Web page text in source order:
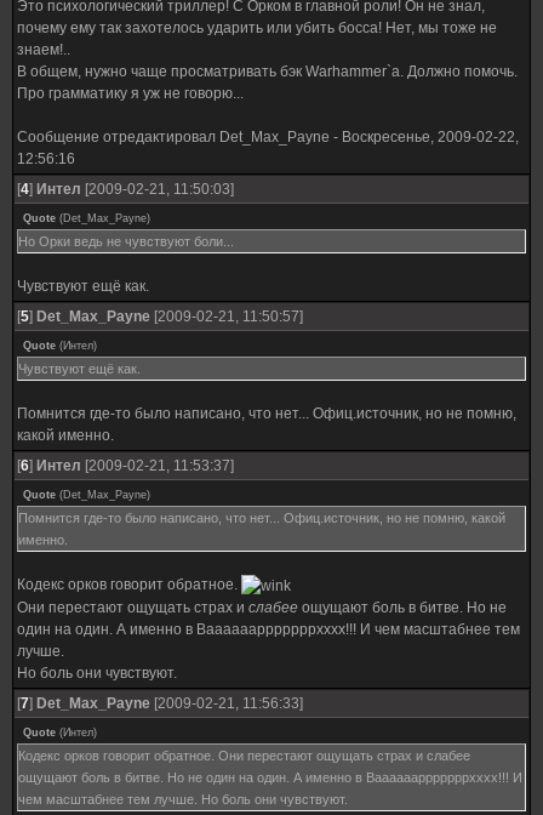
Это психологический триллер! С Орком в главной роли! Он не знал,
почему ему так захотелось ударить или убить босса! Нет, мы тоже не
знаем!..
В общем, нужно чаще просматривать бэк Warhammer`a. Должно помочь.
Про грамматику я уж не говорю...
Сообщение отредактировал Det_Max_Payne - Воскресенье, 2009-02-22,
12:56:16
[4] Интел [2009-02-21, 11:50:03]
Quote (Det_Max_Payne)
Но Орки ведь не чувствуют боли...
Чувствуют ещё как.
[5] Det_Max_Payne [2009-02-21, 11:50:57]
Quote (Интел)
Чувствуют ещё как.
Помнится где-то было написано, что нет... Офиц.источник, но не помню,
какой именно.
[6] Интел [2009-02-21, 11:53:37]
Quote (Det_Max_Payne)
Помнится где-то было написано, что нет... Офиц.источник, но не помню, какой
именно.
Кодекс орков говорит обратное.
Они перестают ощущать страх и слабее ощущают боль в битве. Но не
один на один. А именно в Ваааааарррррррхххх!!! И чем масштабнее тем
лучше.
Но боль они чувствуют.
[7] Det_Max_Payne [2009-02-21, 11:56:33]
Quote (Интел)
Кодекс орков говорит обратное. Они перестают ощущать страх и слабее
ощущают боль в битве. Но не один на один. А именно в Ваааааарррррррхххх!!! И
чем масштабнее тем лучше. Но боль они чувствуют.